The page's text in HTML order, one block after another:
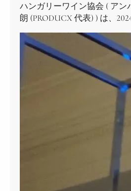
ハンガリーワイン協会 ( アン
朗 (PRODUCX 代表) ) は、